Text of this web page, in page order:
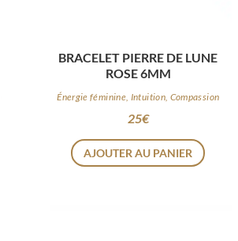
BRACELET PIERRE DE LUNE
ROSE 6MM
Énergie féminine, Intuition, Compassion
25€
AJOUTER AU PANIER